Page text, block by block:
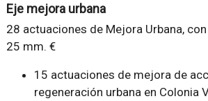
Eje mejora urbana
28 actuaciones de Mejora Urbana,
25 mm. €
15 actuaciones de mejora de
regeneración urbana en Colonia